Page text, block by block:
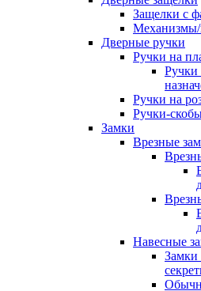
Защелки с
Механизмы/
Дверные ручки
Ручки на
Ручки
Ручки на
Ручки-
Замки
Врезные
Навесные
Замки